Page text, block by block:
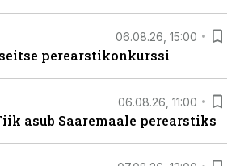
06.08.26, 15:00
perearstikonkurssi
06.08.26, 11:00
asub Saaremaale perearstiks